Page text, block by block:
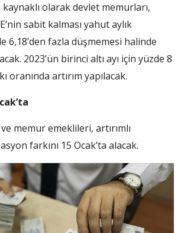
olarak devlet memurları,
sabit kalması yahut aylık
6,18’den fazla düşmemesi halinde
2023’ün birinci altı ayı için yüzde 8
oranında artırım yapılacak.
memur emeklileri, artırımlı
farkını 15 Ocak’ta alacak.